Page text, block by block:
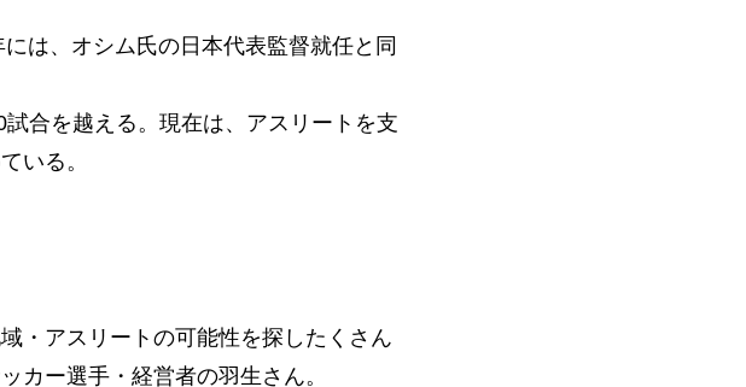
は、オシム氏の日本代表監督就任と同
合を越える。現在は、アスリートを支
いる。
・アスリートの可能性を探したくさん
カー選手・経営者の羽生さん。